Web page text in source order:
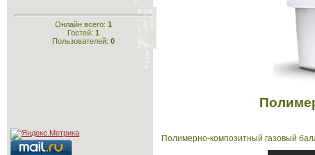
Онлайн всего: 1
Гостей: 1
Пользователей: 0
Полимерно-композитный газовый